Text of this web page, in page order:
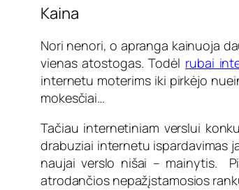
Kaina
Nori nenori, o apranga kainuoja
vienas atostogas. Todėl rubai
internetu moterims iki pirkėjo
mokesčiai…
Tačiau internetiniam verslui
drabuziai internetu ispardavimas
naujai verslo nišai – mainytis.
atrodančios nepažįstamosios